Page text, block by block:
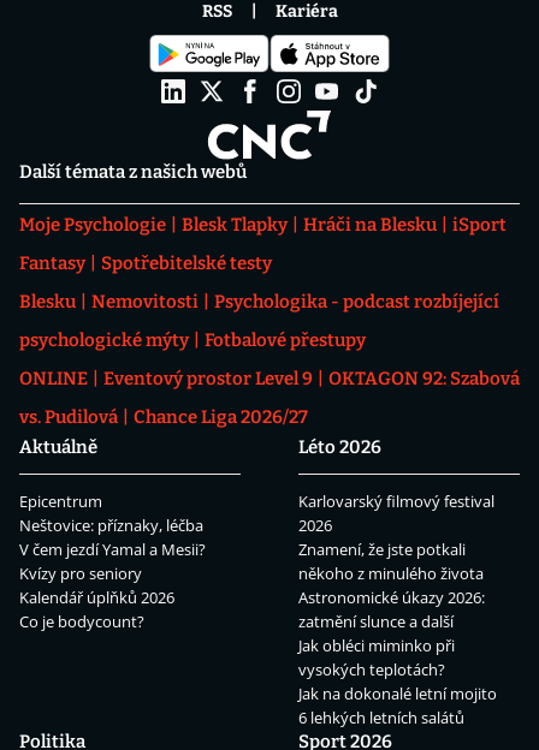
Další témata z našich webů
Moje Psychologie Blesk Tlapky Hráči na Blesku
iSport
Fantasy
Spotřebitelské testy
Blesku
Nemovitosti
Psychologika - podcast rozbíjející
psychologické mýty
Fotbalové přestupy
ONLINE
Eventový prostor Level 9
OKTAGON 92: Szabová
vs. Pudilová
Chance Liga 2026/27
Aktuálně
Epicentrum
Neštovice: příznaky, léčba
V čem jezdí Yamal a Mesii?
Kvízy pro seniory
Kalendář úplňků 2026
Co je bodycount?
Léto 2026
Karlovarský filmový festival
2026
Znamení, že jste potkali
někoho z minulého života
Astronomické úkazy 2026:
zatmění slunce a další
Jak obléci miminko při
vysokých teplotách?
Jak na dokonalé letní mojito
6 lehkých letních salátů
Politika
Sport 2026
RSS Kariéra